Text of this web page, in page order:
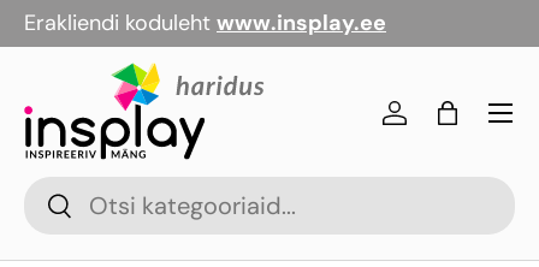
Jäta vahele
Erakliendi koduleht www.insplay.ee
OtsiOtsi
Logi sisse
Kott